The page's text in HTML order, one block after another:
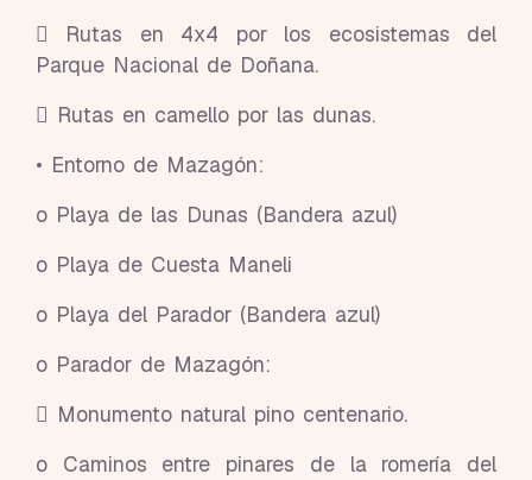
 Rutas en 4x4 por los ecosistemas del
Parque Nacional de Doñana.
 Rutas en camello por las dunas.
• Entorno de Mazagón:
o Playa de las Dunas (Bandera azul)
o Playa de Cuesta Maneli
o Playa del Parador (Bandera azul)
o Parador de Mazagón:
 Monumento natural pino centenario.
o Caminos entre pinares de la romería del